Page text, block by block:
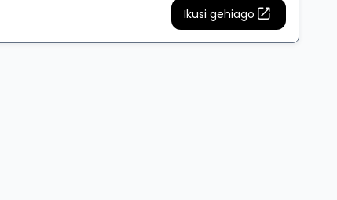
Ikusi gehiago